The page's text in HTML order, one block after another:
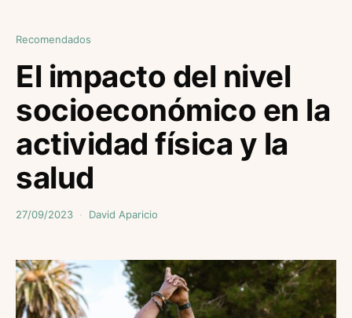
Recomendados
El impacto del nivel
socioeconómico en la
actividad física y la
salud
27/09/2023 David Aparicio